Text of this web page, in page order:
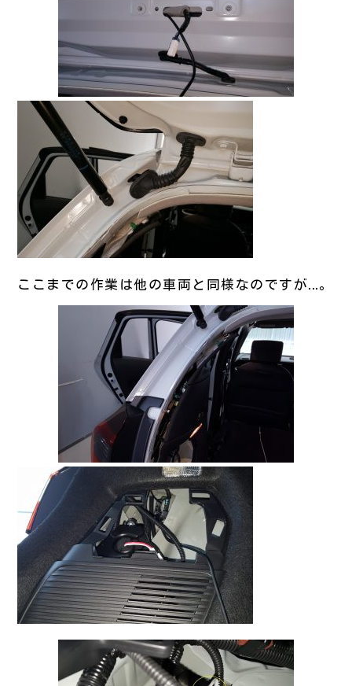
ここまでの作業は他の車両と同様なのですが...。